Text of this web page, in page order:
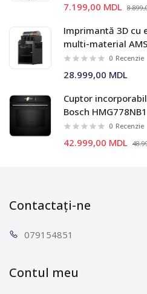
7.199,00 MDL
Imprimantă 3D cu
multi-material
Combo
0 Recenzie
28.999,00 MDL
Cuptor
Bosch
0 Recenzie
42.999,00 MDL
Contactați-ne
0791 54851
Contul meu